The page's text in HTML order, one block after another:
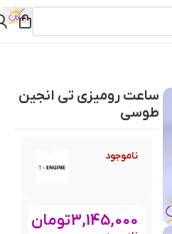
ساعت رومیزی تی انجین
طوسی
ناموجود
3,145,000تومان